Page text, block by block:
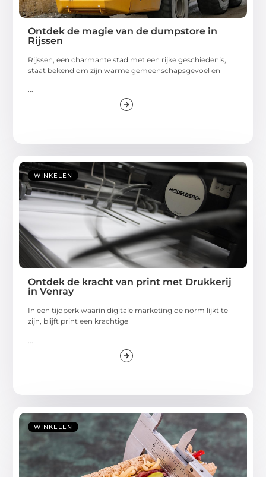
Ontdek de magie van de dumpstore in
Rijssen
Rijssen, een charmante stad met een rijke geschiedenis,
staat bekend om zijn warme gemeenschapsgevoel en
...
WINKELEN
Ontdek de kracht van print met Drukkerij
in Venray
In een tijdperk waarin digitale marketing de norm lijkt te
zijn, blijft print een krachtige
WINKELEN